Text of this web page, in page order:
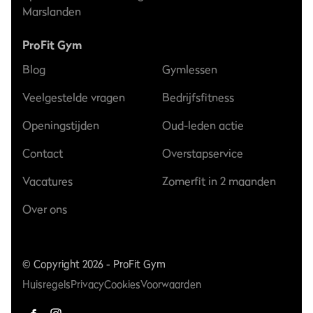
Marslanden
ProFit Gym
Blog
Veelgestelde vragen
Openingstijden
Contact
Vacatures
Over ons
Gymlessen
Bedrijfsfitness
Oud-leden actie
Overstapservice
Zomerfit in 2 maanden
© Copyright 2026 - ProFit Gym
HuisregelsPrivacyCookiesVoorwaarden